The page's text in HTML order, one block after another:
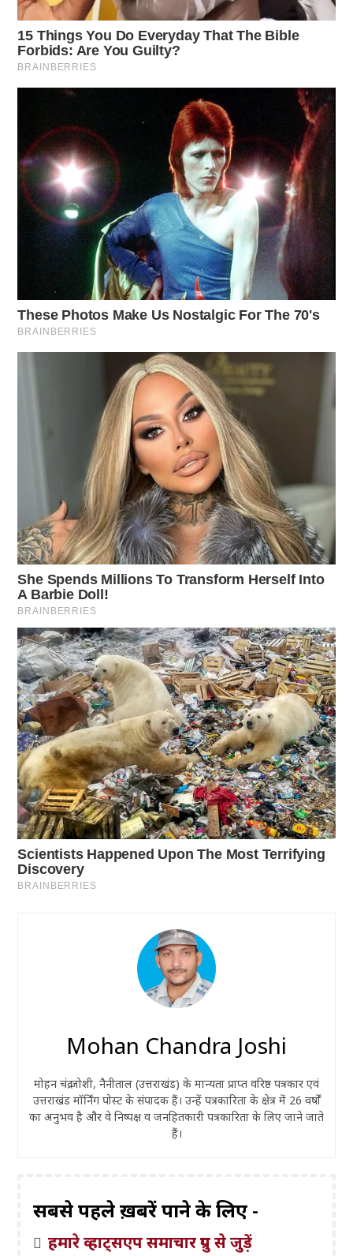
Mohan Chandra Joshi
मोहन चंद्र जोशी, नैनीताल (उत्तराखंड) के मान्यता प्राप्त वरिष्ठ पत्रकार एवं
उत्तराखंड मॉर्निंग पोस्ट के संपादक हैं। उन्हें पत्रकारिता के क्षेत्र में 26 वर्षों
का अनुभव है और वे निष्पक्ष व जनहितकारी पत्रकारिता के लिए जाने जाते
हैं।
सबसे पहले ख़बरें पाने के लिए -
हमारे व्हाट्सएप समाचार ग्रुप से जुड़ें